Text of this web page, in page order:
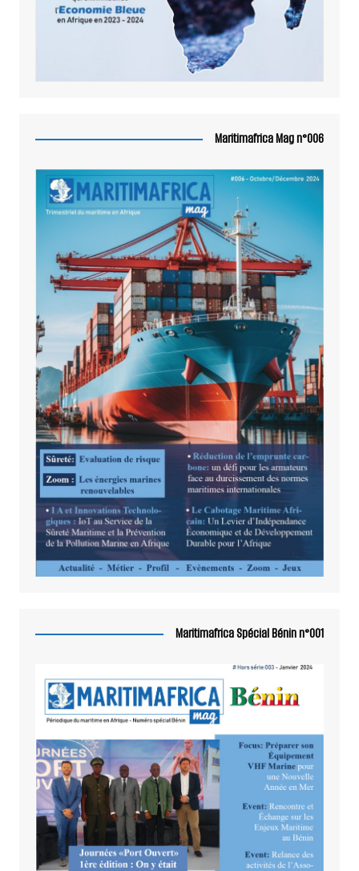
Maritimafrica Mag n°006
Maritimafrica Spécial Bénin n°001